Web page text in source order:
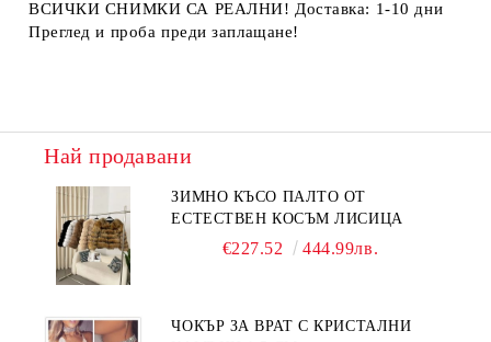
ВСИЧКИ СНИМКИ СА РЕАЛНИ! Доставка: 1-10 дни
Преглед и проба преди заплащане!
Най продавани
ЗИМНО КЪСО ПАЛТО ОТ
ЕСТЕСТВЕН КОСЪМ ЛИСИЦА
€227.52 444.99лв.
ЧОКЪР ЗА ВРАТ С КРИСТАЛНИ